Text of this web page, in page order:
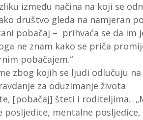
između načina na koji se
društvo gleda na namjeran
pobačaj – prihvaća se da im
ne znam kako se priča
pobačajem.“
zbog kojih se ljudi odlučuju na
za oduzimanje života
[pobačaj] šteti i roditeljima.
mentalne posljedice,